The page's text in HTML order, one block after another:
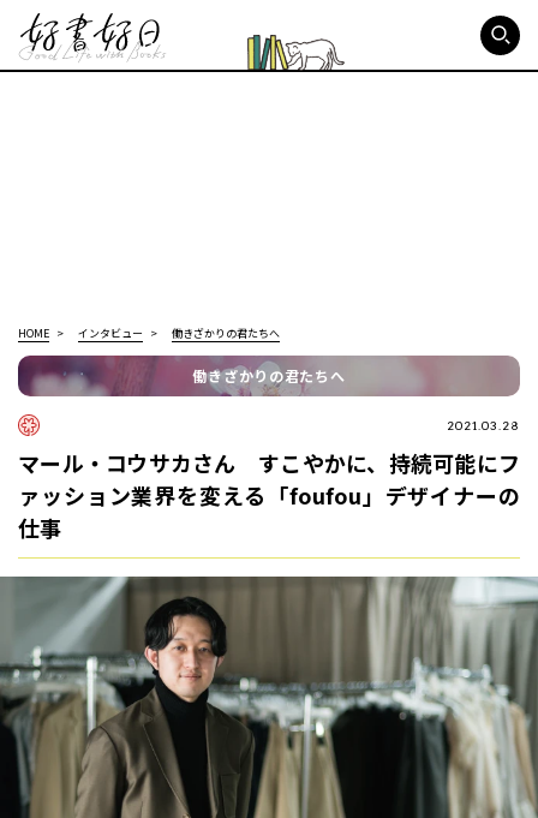
HOME インタビュー 働きざかりの君たちへ
働きざかりの君たちへ
2021.03.28
マール・コウサカさん すこやかに、持続可能にフ
ァッション業界を変える「foufou」デザイナーの
仕事